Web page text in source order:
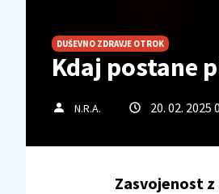
DUŠEVNO ZDRAVJE OTROK
Kdaj postane
N.R.A. 20. 02. 2025
Zasvojenost